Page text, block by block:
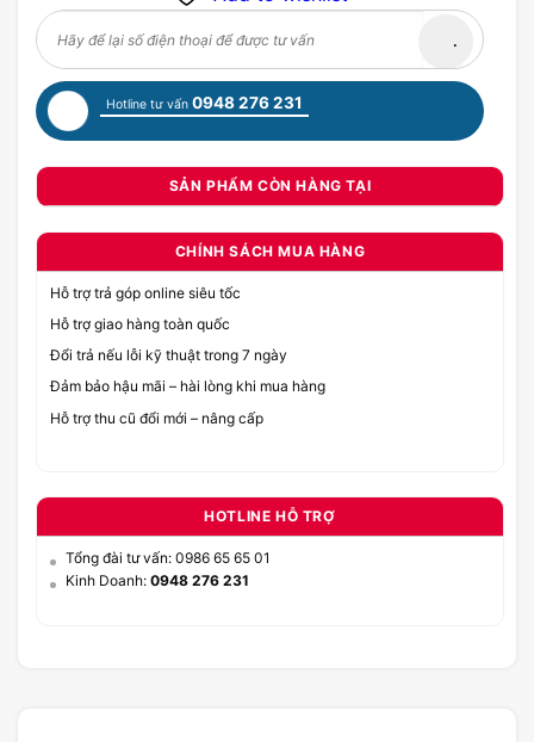
Hotline tư vấn 0948 276 231
SẢN PHẨM CÒN HÀNG TẠI
CHÍNH SÁCH MUA HÀNG
Hỗ trợ trả góp online siêu tốc
Hỗ trợ giao hàng toàn quốc
Đổi trả nếu lỗi kỹ thuật trong 7 ngày
Đảm bảo hậu mãi – hài lòng khi mua hàng
Hỗ trợ thu cũ đổi mới – nâng cấp
HOTLINE HỖ TRỢ
Tổng đài tư vấn: 0986 65 65 01
Kinh Doanh: 0948 276 231